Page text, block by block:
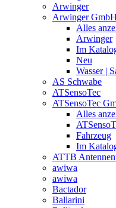
Arwinger
Arwinger
Alles
Arwinger
Im
Neu
Wasser |
AS Schwabe
ATSensoTec
ATSensoTec
Alles
Fahrzeug
Im
ATTB
awiwa
awiwa
Bactador
Ballarini